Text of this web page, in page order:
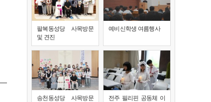
팔복동성당 사목방문
및 견진
예비신학생 여름행사
송천동성당 사목방문
전주 필리핀 공동체 이